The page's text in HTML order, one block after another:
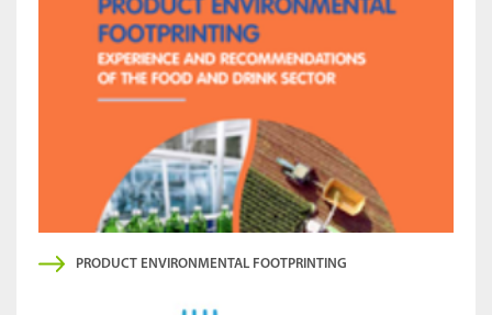
PRODUCT ENVIRONMENTAL FOOTPRINTING